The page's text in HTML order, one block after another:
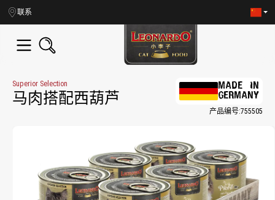
content
联系
Superior Selection
马肉搭配西葫芦
MADE IN
GERMANY
产品编号:755505